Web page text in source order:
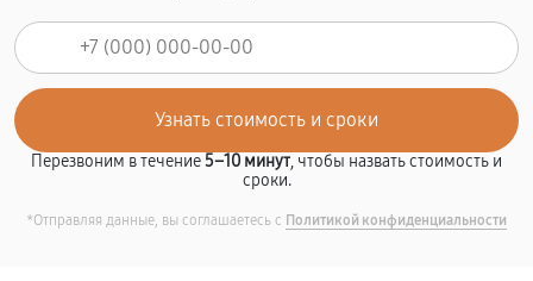
Перезвоним в течение5–10 минут, чтобы назвать стоимость и
сроки.
*Отправляя данные, вы соглашаетесь с Политикой конфиденциальности